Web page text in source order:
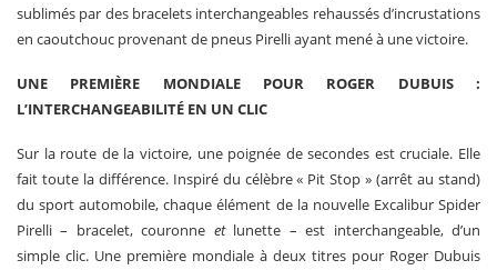
sublimés par des bracelets interchangeables rehaussés d’incrustations
en caoutchouc provenant de pneus Pirelli ayant mené à une victoire.
UNE PREMIÈRE MONDIALE POUR ROGER DUBUIS :
L’INTERCHANGEABILITÉ EN UN CLIC
Sur la route de la victoire, une poignée de secondes est cruciale. Elle
fait toute la différence. Inspiré du célèbre « Pit Stop » (arrêt au stand)
du sport automobile, chaque élément de la nouvelle Excalibur Spider
Pirelli – bracelet, couronne etlunette – est interchangeable, d’un
simple clic. Une première mondiale à deux titres pour Roger Dubuis